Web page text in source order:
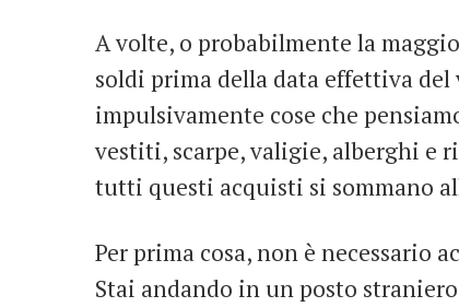
A volte, o probabilmente la
soldi prima della data effettiva
impulsivamente cose che
vestiti, scarpe, valigie, alberghi e
tutti questi acquisti si sommano
Per prima cosa, non è
Stai andando in un posto